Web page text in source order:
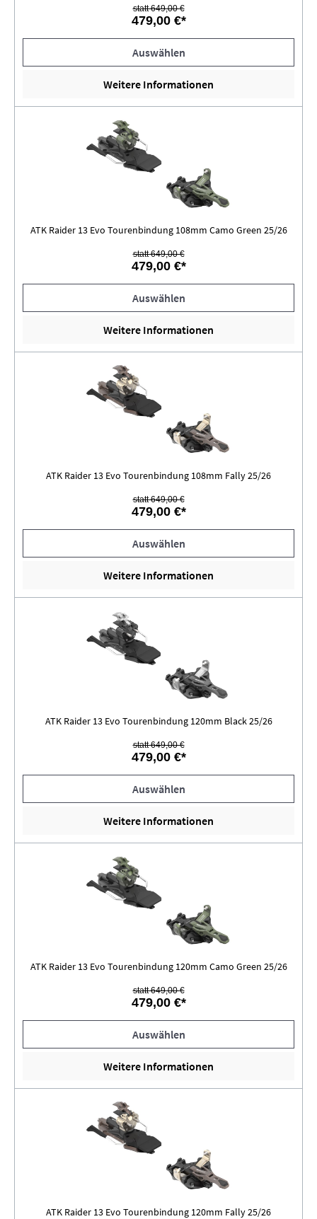
statt 649,00 €
479,00 €*
Auswählen
Weitere Informationen
ATK Raider 13 Evo Tourenbindung 108mm Camo Green 25/26
statt 649,00 €
479,00 €*
Auswählen
Weitere Informationen
ATK Raider 13 Evo Tourenbindung 108mm Fally 25/26
statt 649,00 €
479,00 €*
Auswählen
Weitere Informationen
ATK Raider 13 Evo Tourenbindung 120mm Black 25/26
statt 649,00 €
479,00 €*
Auswählen
Weitere Informationen
ATK Raider 13 Evo Tourenbindung 120mm Camo Green 25/26
statt 649,00 €
479,00 €*
Auswählen
Weitere Informationen
ATK Raider 13 Evo Tourenbindung 120mm Fally 25/26